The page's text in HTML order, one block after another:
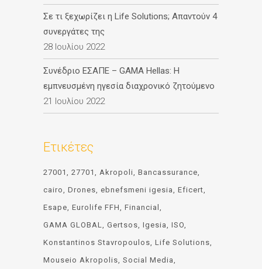
Σε τι ξεχωρίζει η Life Solutions; Απαντούν 4
συνεργάτες της
28 Ιουλίου 2022
Συνέδριο ΕΣΑΠΕ – GAMA Hellas: Η
εμπνευσμένη ηγεσία διαχρονικό ζητούμενο
21 Ιουλίου 2022
Ετικέτες
27001 27701 Akropoli
Bancassurance
cairo
Drones ebnefsmeni igesia
Eficert
Esape Eurolife FFH
Financial
GAMA GLOBAL Gertsos Igesia
ISO
Konstantinos Stavropoulos Life Solutions
Mouseio Akropolis Social Media